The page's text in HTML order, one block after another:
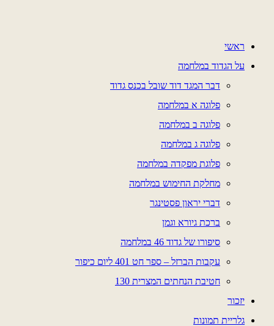
ראשי
על הגדוד במלחמה
דבר המגד דוד שובל בכנס גדוד
פלוגה א במלחמה
פלוגה ב במלחמה
פלוגה ג במלחמה
פלוגת מפקדה במלחמה
מחלקת החימוש במלחמה
דברי יראון פסטינגר
ברכת גיורא וגמן
סיפורו של גדוד 46 במלחמה
עקבות הברזל – ספר חט 401 ליום כיפור
חטיבת הנחתים המצרית 130
יזכור
גלריית תמונות